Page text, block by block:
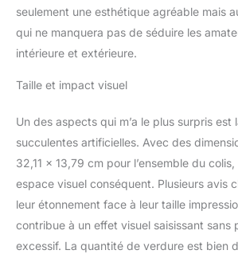
seulement une esthétique agréable mais
qui ne manquera pas de séduire les
intérieure et extérieure.
Taille et impact visuel
Un des aspects qui m’a le plus surpris est
succulentes artificielles. Avec des
32,11 x 13,79 cm pour l’ensemble du
espace visuel conséquent. Plusieurs avis
leur étonnement face à leur taille
contribue à un effet visuel saisissant sans
excessif. La quantité de verdure est bien